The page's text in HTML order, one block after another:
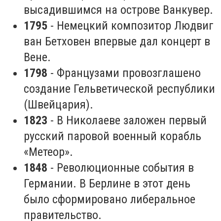
высадившимся на острове Ванкувер.
1795 - Немецкий композитор Людвиг
ван Бетховен впервые дал концерт в
Вене.
1798 - Французами провозглашено
создание Гельветической республики
(Швейцария).
1823 - В Николаеве заложен первый
русский паровой военный корабль
«Метеор».
1848 - Революционные события в
Германии. В Берлине в этот день
было сформировано либеральное
правительство.